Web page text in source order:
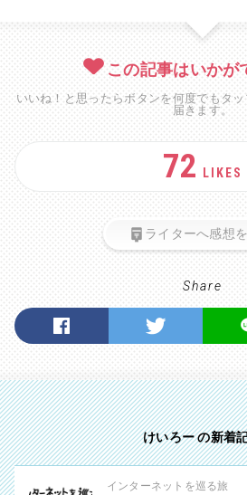
この記事はいかが
いいね！と思ったらボタンを何度でもタ
届きます。
72 LIKES
ライターへ感想
Share
けいろー の新着
インターネットを巡る旅